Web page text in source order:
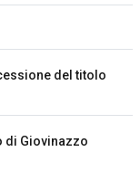
del titolo
di Giovinazzo